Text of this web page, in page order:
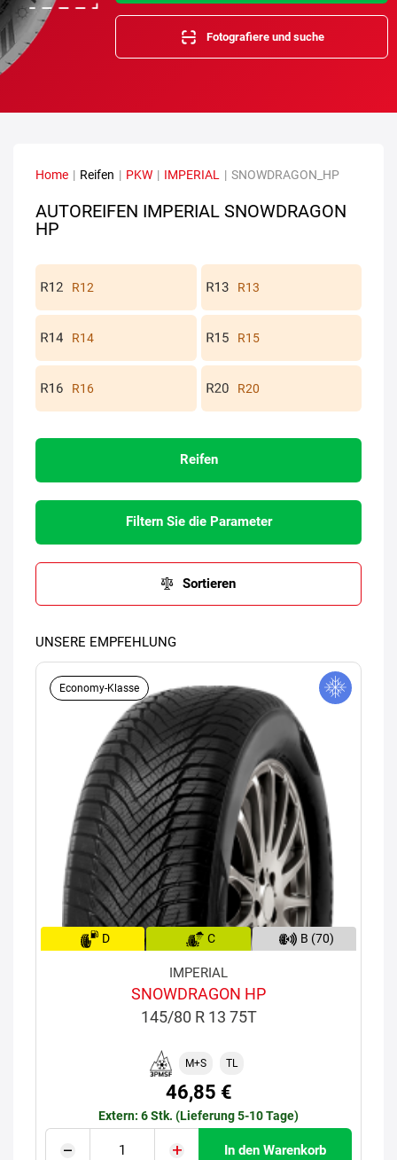
Fotografiere und suche
Home | Reifen | PKW | IMPERIAL | SNOWDRAGON_HP
AUTOREIFEN IMPERIAL SNOWDRAGON
HP
R12 R13
R14 R15
R16 R20
Reifen
Filtern Sie die Parameter
Sortieren
UNSERE EMPFEHLUNG
Economy-Klasse
D C B (70)
IMPERIAL
SNOWDRAGON HP
145/80 R 13 75T
M+S TL
46,85 €
Extern: 6 Stk. (Lieferung 5-10 Tage)
In den Warenkorb